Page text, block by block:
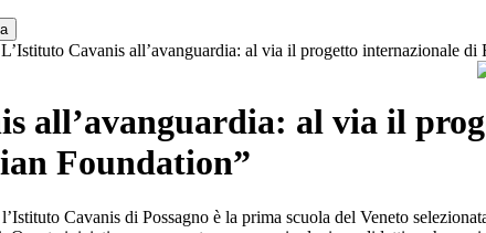
L’Istituto Cavanis all’avanguardia: al via il progetto internazionale
all’avanguardia: al via il
Foundation”
Cavanis di Possagno è la prima scuola del Veneto